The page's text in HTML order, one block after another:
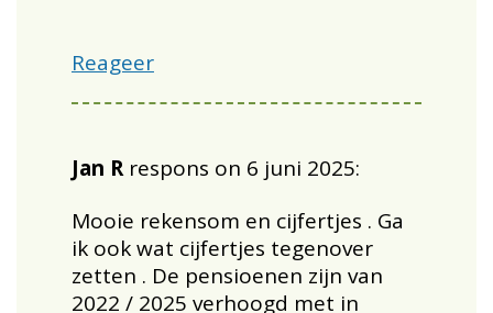
Reageer
Jan R respons on 6 juni 2025:
Mooie rekensom en cijfertjes . Ga
ik ook wat cijfertjes tegenover
zetten . De pensioenen zijn van
2022 / 2025 verhoogd met in